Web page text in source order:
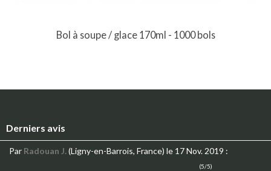
Bol à soupe / glace 170ml - 1000 bols
Derniers avis
Par Radouan J.(Ligny-en-Barrois, France) le 17 Nov. 2019 :
(5/5)